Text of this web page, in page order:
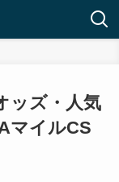
ッズ・人気
マイルCS